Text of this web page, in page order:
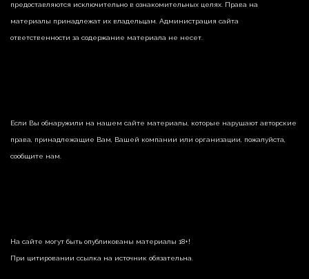
предоставляются исключительно в ознакомительных целях. Права на
материалы принадлежат их владельцам. Администрация сайта
ответственности за содержание материала не несет.
Если Вы обнаружили на нашем сайте материалы, которые нарушают авторские
права, принадлежащие Вам, Вашей компании или организации, пожалуйста,
сообщите нам.
На сайте могут быть опубликованы материалы 18+!
При цитировании ссылка на источник обязательна.